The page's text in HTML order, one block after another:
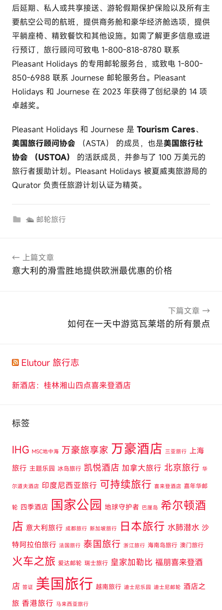
后延期、私人或共享接送、游轮假期保护保险以及所有主
要航空公司的航班，提供商务舱和豪华经济舱选项，提供
平躺座椅、精致餐饮和其他设施。如需了解更多信息或进
行预订，旅行顾问可致电 1-800-818-8780 联系
Pleasant Holidays 的专用邮轮服务台，或致电 1-800-
850-6988 联系 Journese 邮轮服务台。Pleasant
Holidays 和 Journese 在 2023 年获得了创纪录的 14 项
卓越奖。
Pleasant Holidays 和 Journese 是 Tourism Cares、
美国旅行顾问协会 （ASTA） 的成员，也是美国旅行社
协会 （USTOA）
的活跃成员，并参与了 100 万美元的
旅行者援助计划。Pleasant Holidays 被夏威夷旅游局的
Qurator 负责任旅游计划认证为精英。
🛳 邮轮旅行
上篇文章
意大利的滑雪胜地提供欧洲最优惠的价格
下篇文章
如何在一天中游览瓦莱塔的所有景点
Elutour 旅行志
新酒店：桂林湘山四点喜来登酒店
标签
IHG MSC地中海 万豪旅享家 万豪酒店 三亚旅行 上海
旅行 主题乐园 冰岛旅行 凯悦酒店 加拿大旅行 北京旅行 华
尔道夫酒店 印度尼西亚旅行 可持续旅行 喜来登酒店 嘉年华邮
轮 四季酒店 国家公园 地球守护者 巴厘岛 希尔顿酒
店 意大利旅行 成都旅行 新加坡旅行 日本旅行 水肺潜水 沙
特阿拉伯旅行 法国旅行 泰国旅行 浙江旅行 海南岛旅行 澳门旅行
火车之旅 爱达邮轮 瑞士旅行 皇家加勒比 福朋喜来登酒
店 签证 美国旅行 越南旅行 迪士尼乐园 迪士尼邮轮 酒店之
旅 香港旅行 马来西亚旅行